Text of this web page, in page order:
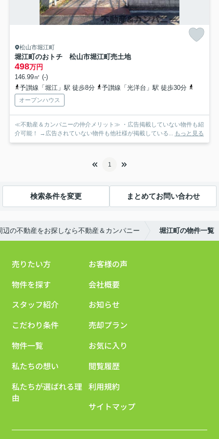
松山市堀江町
堀江町のおトチ 松山市堀江町売土地
498万円
146.99㎡ (-)
予讃線「堀江」駅 徒歩8分
予讃線「光洋台」駅 徒歩30分
オープンハウス
≪不動産＆カンパニーの仲介メリット≫ ・広告掲載していない物件も紹
介可能！ →広告されていない物件も他社様が掲載している... もっと見る
1
検索条件を変更 まとめてお問い合わせ
辺の不動産をお探しなら不動産＆カンパニー 堀江町の物件一覧
売りたい方
物件を探す
スタッフ紹介
こだわり条件
物件一覧
私たちの想い
私たちが選ばれる理
由
お客様の声
会社概要
お知らせ
売却プラン
お気に入り
閲覧履歴
利用規約
サイトマップ